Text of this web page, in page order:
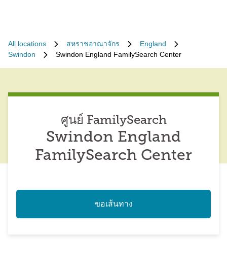
All locations สหราชอาณาจักร
England
Swindon
Swindon England FamilySearch Center
ศูนย์ FamilySearch
Swindon England
FamilySearch Center
ขอเส้นทาง